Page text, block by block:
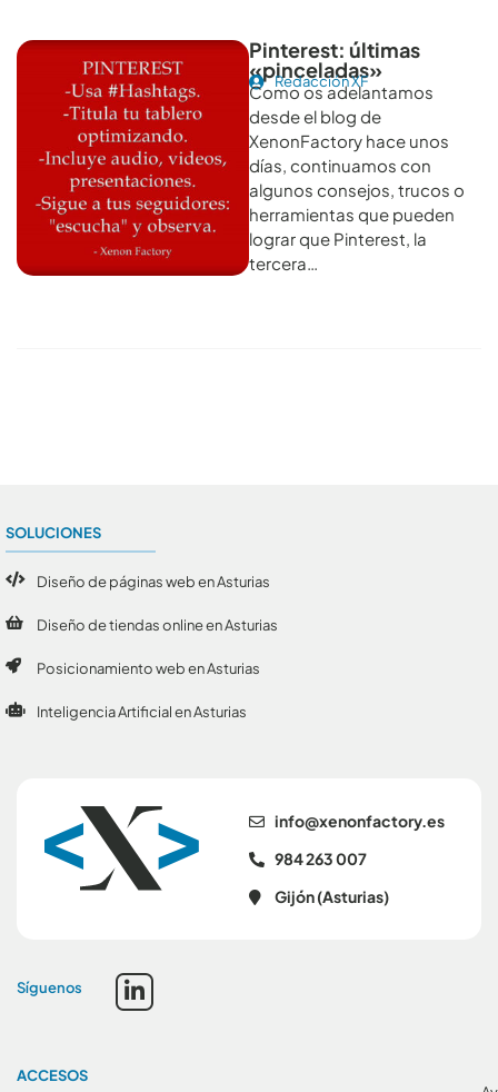
Pinterest: últimas
«pinceladas»
Redacción XF
Como os adelantamos
desde el blog de
XenonFactory hace unos
días, continuamos con
algunos consejos, trucos o
herramientas que pueden
lograr que Pinterest, la
tercera…
se.yrotcafnonex@ofni
984 263 007
Gijón (Asturias)
Síguenos
SOLUCIONES
Diseño de páginas web en Asturias
Diseño de tiendas online en Asturias
Posicionamiento web en Asturias
Inteligencia Artificial en Asturias
ACCESOS